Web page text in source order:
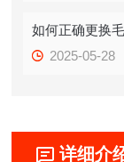
如何正确更换
2025-05-28
详细介